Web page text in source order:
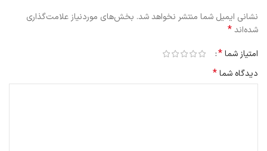
نشانی ایمیل شما منتشر نخواهد شد. بخش‌های موردنیاز علامت‌گذاری
شده‌اند*
امتیاز شما*
دیدگاه شما*